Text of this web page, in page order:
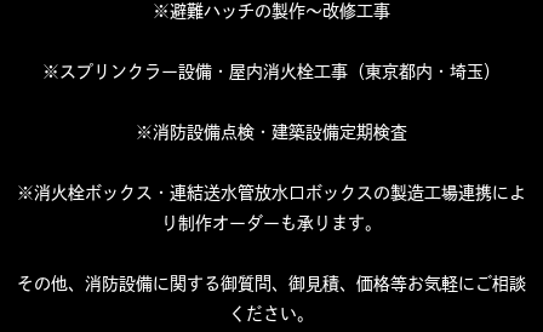
※避難ハッチの製作～改修工事
※スプリンクラー設備・屋内消火栓工事（東京都内・埼玉）
※消防設備点検・建築設備定期検査
※消火栓ボックス・連結送水管放水口ボックスの製造工場連携によ
り制作オーダーも承ります。
その他、消防設備に関する御質問、御見積、価格等お気軽にご相談
ください。